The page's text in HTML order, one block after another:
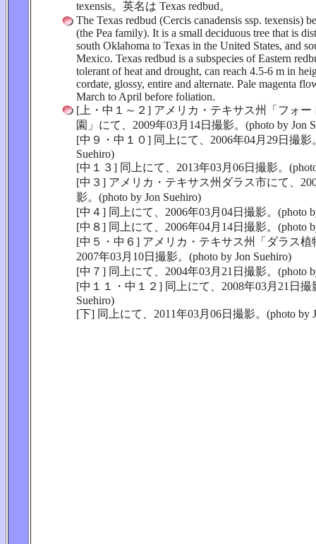
texensis。英名は Texas redbud。
The Texas redbud (Cercis canadensis ssp. texensis)
(the Pea family). It is a small deciduous tree that is
south Oklahoma to Texas in the United States, and
Mexico. Texas redbud is a subspecies of Eastern
tolerant of heat and drought, can reach 4.5-6 m in
cordate, glossy, entire and alternate. Pale magenta
March to April before foliation.
[上・中１～２] アメリカ・テキサス州「フォー
園」にて、2009年03月14日撮影。(photo by Jon
[中９・中１０] 同上にて、2006年04月29日撮影
Suehiro)
[中１３] 同上にて、2013年03月06日撮影。
[中３] アメリカ・テキサス州ダラス市にて、
影。(photo by Jon Suehiro)
[中４] 同上にて、2006年03月04日撮影。(photo
[中８] 同上にて、2006年04月14日撮影。(photo
[中５・中６] アメリカ・テキサス州「ダラス植
2007年03月10日撮影。(photo by Jon Suehiro)
[中７] 同上にて、2004年03月21日撮影。(photo
[中１１・中１２] 同上にて、2008年03月21日撮
Suehiro)
[下] 同上にて、2011年03月06日撮影。(photo by